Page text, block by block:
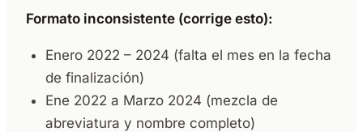
Formato inconsistente (corrige esto):
Enero 2022 – 2024 (falta el mes en la fecha
de finalización)
Ene 2022 a Marzo 2024 (mezcla de
abreviatura y nombre completo)